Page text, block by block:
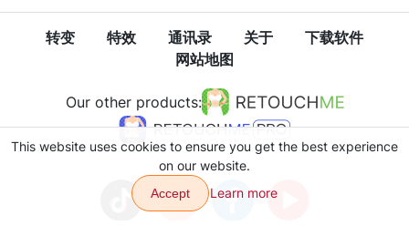
转变 特效 通讯录 关于
下载软件
网站地图
Our other products:
This website uses cookies to ensure you get the best experience
on our website.
Accept Learn more